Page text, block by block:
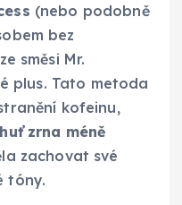
(nebo podobně
bez
směsi Mr.
plus. Tato metoda
kofeinu,
zrna méně
zachovat své
tóny.